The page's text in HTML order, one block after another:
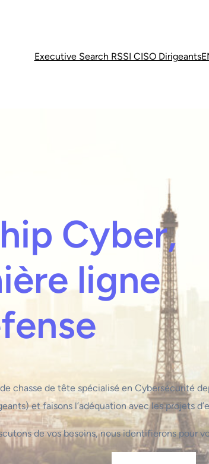
Executive Search RSSI CISO Dirigeants
Cyber,
ligne
chasse de tête spécialisé en Cybersécurité
et faisons l’adéquation avec les projets
de vos besoins, nous identifierons pour